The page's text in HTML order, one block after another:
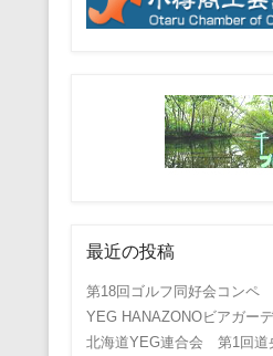
最近の投稿
第18回ゴルフ同好会コンペ
YEG HANAZONOビアガー
北海道YEG連合会 第1回道